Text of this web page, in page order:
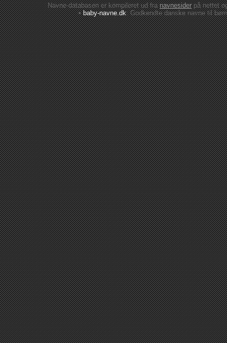
Navne-databasen er kompileret ud franavnesiderpå nettet
•baby-navne.dk: Godkendte danskenavne til børn